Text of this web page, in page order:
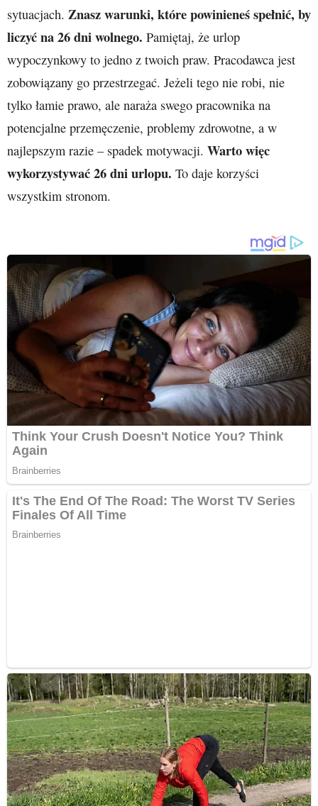
sytuacjach. Znasz warunki, które powinieneś spełnić, by
liczyć na 26 dni wolnego. Pamiętaj, że urlop
wypoczynkowy to jedno z twoich praw. Pracodawca jest
zobowiązany go przestrzegać. Jeżeli tego nie robi, nie
tylko łamie prawo, ale naraża swego pracownika na
potencjalne przemęczenie, problemy zdrowotne, a w
najlepszym razie – spadek motywacji. Warto więc
wykorzystywać 26 dni urlopu. To daje korzyści
wszystkim stronom.